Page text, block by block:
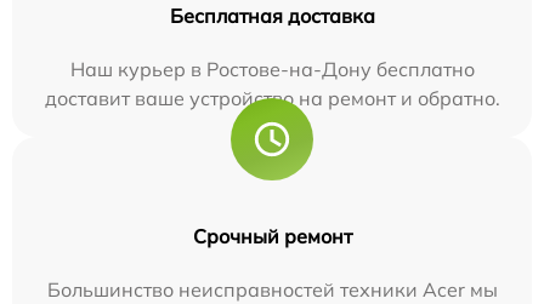
Бесплатная доставка
Наш курьер в Ростове-на-Дону бесплатно
доставит ваше устройство на ремонт и обратно.
Срочный ремонт
Большинство неисправностей техники Acer мы